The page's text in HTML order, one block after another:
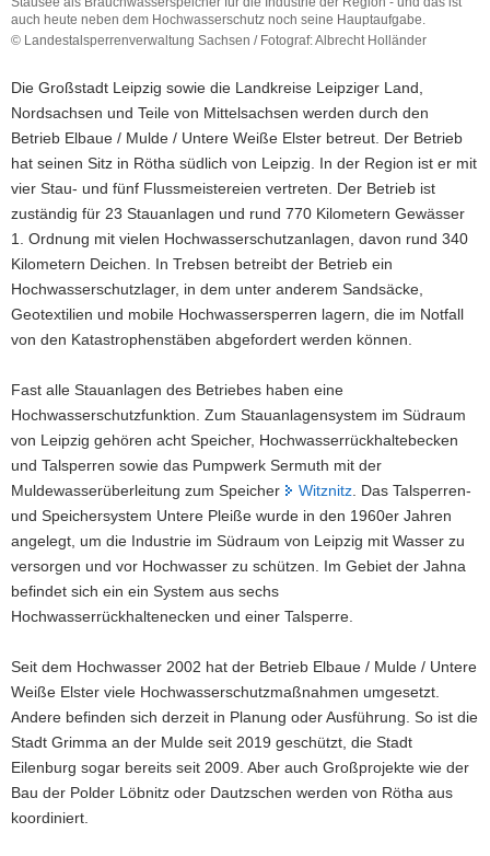
a
v
auch heute neben dem Hochwasserschutz noch seine Hauptaufgabe.
© Landestalsperrenverwaltung Sachsen / Fotograf: Albrecht Holländer
Wasserspeicher
ist
die
älteste
Anlage
Stauanlagensystems
Whyra-
Pleiße.
Er
wurde
den
Jahren
fertiggestellt.
Gebaut
der
Stausee
als
Brauchwasserspeicher
Industrie
der
-
und
ist
auch
heute
neben
Hochwasserschutz
Die Großstadt Leipzig sowie die Landkreise Leipziger Land,
Nordsachsen und Teile von Mittelsachsen werden durch den
Betrieb Elbaue / Mulde / Untere Weiße Elster betreut. Der Betrieb
hat seinen Sitz in Rötha südlich von Leipzig. In der Region ist er mit
vier Stau- und fünf Flussmeistereien vertreten. Der Betrieb ist
zuständig für 23 Stauanlagen und rund 770 Kilometern Gewässer
1. Ordnung mit vielen Hochwasserschutzanlagen, davon rund 340
Kilometern Deichen. In Trebsen betreibt der Betrieb ein
Hochwasserschutzlager, in dem unter anderem Sandsäcke,
Geotextilien und mobile Hochwassersperren lagern, die im Notfall
von den Katastrophenstäben abgefordert werden können.
Fast alle Stauanlagen des Betriebes haben eine
Hochwasserschutzfunktion. Zum Stauanlagensystem im Südraum
von Leipzig gehören acht Speicher, Hochwasserrückhaltebecken
und Talsperren sowie das Pumpwerk Sermuth mit der
Muldewasserüberleitung zum Speicher
Witznitz . Das Talsperren-
und Speichersystem Untere Pleiße wurde in den 1960er Jahren
angelegt, um die Industrie im Südraum von Leipzig mit Wasser zu
versorgen und vor Hochwasser zu schützen. Im Gebiet der Jahna
befindet sich ein ein System aus sechs
Hochwasserrückhaltenecken und einer Talsperre.
Seit dem Hochwasser 2002 hat der Betrieb Elbaue / Mulde / Untere
Weiße Elster viele Hochwasserschutzmaßnahmen umgesetzt.
Andere befinden sich derzeit in Planung oder Ausführung. So ist die
Stadt Grimma an der Mulde seit 2019 geschützt, die Stadt
Eilenburg sogar bereits seit 2009. Aber auch Großprojekte wie der
Bau der Polder Löbnitz oder Dautzschen werden von Rötha aus
koordiniert.